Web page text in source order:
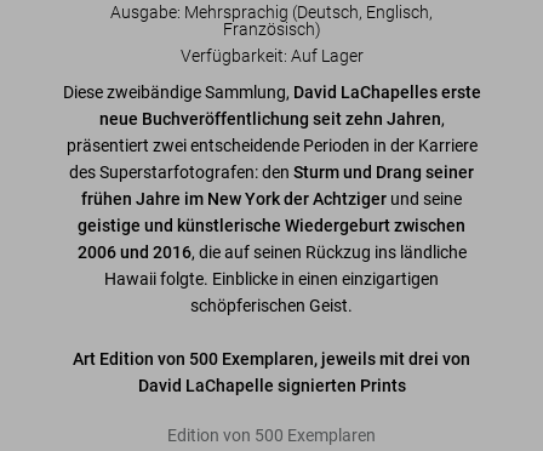
Ausgabe: Mehrsprachig (Deutsch, Englisch,
Französisch)
Verfügbarkeit: Auf Lager
Diese zweibändige Sammlung, David LaChapelles erste
neue Buchveröffentlichung seit zehn Jahren,
präsentiert zwei entscheidende Perioden in der Karriere
des Superstarfotografen: den Sturm und Drang seiner
frühen Jahre im New York der Achtziger und seine
geistige und künstlerische Wiedergeburt zwischen
2006 und 2016, die auf seinen Rückzug ins ländliche
Hawaii folgte. Einblicke in einen einzigartigen
schöpferischen Geist.
Art Edition von 500 Exemplaren, jeweils mit drei von
David LaChapelle signierten Prints
Edition von 500 Exemplaren